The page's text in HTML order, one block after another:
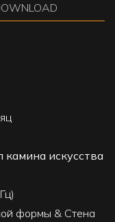
искусства
формы & Стена